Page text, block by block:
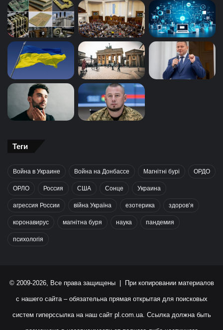
Теги
Война в Украине Война на Донбассе Магнітні бурі ОРДО
ОРЛО Россия США Сонце Украина
агрессия России війна Україна езотерика здоров’я
коронавирус магнітна буря наука пандемия
психологія
© 2009-2026, Все права защищены | При копировании материалов
с нашего сайта – обязательна прямая открытая для поисковых
систем гиперссылка на наш сайт pl.com.ua. Ссылка должна быть